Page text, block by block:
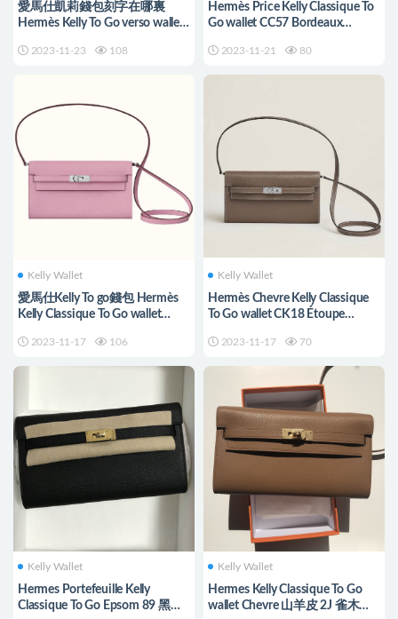
愛馬仕凱莉錢包刻字在哪裏
Hermès Kelly To Go verso wallet
2023-11-23 108
Hermès Price Kelly Classique To
Go wallet CC57 Bordeaux
2023-11-21 80
Kelly Wallet
愛馬仕Kelly To go錢包 Hermès
Kelly Classique To Go wallet
2023-11-17 106
Kelly Wallet
Hermès Chevre Kelly Classique
To Go wallet CK18 Étoupe
2023-11-17 70
Kelly Wallet
Hermes Portefeuille Kelly
Classique To Go Epsom 89 黑色
Kelly Wallet
Hermes Kelly Classique To Go
wallet Chevre 山羊皮 2J 雀木色